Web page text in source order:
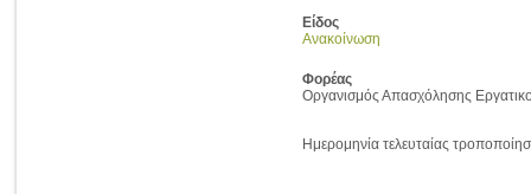
Είδος
Ανακοίνωση
Φορέας
Οργανισμός Απασχόλησης
Ημερομηνία τελευταίας